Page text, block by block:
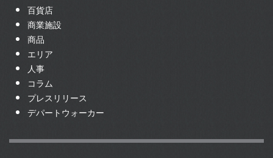
百貨店
商業施設
商品
エリア
人事
コラム
プレスリリース
デパートウォーカー